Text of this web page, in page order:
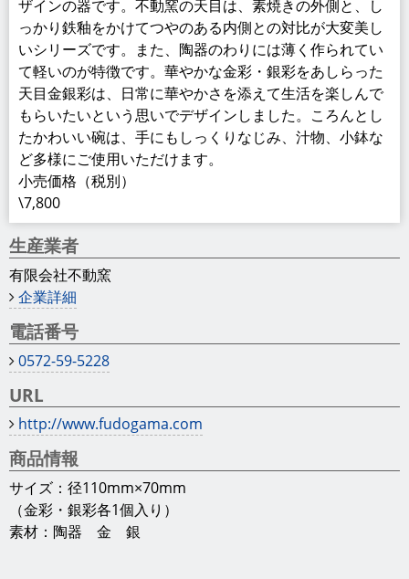
ザインの器です。不動窯の天目は、素焼きの外側と、し
っかり鉄釉をかけてつやのある内側との対比が大変美し
いシリーズです。また、陶器のわりには薄く作られてい
て軽いのが特徴です。華やかな金彩・銀彩をあしらった
天目金銀彩は、日常に華やかさを添えて生活を楽しんで
もらいたいという思いでデザインしました。ころんとし
たかわいい碗は、手にもしっくりなじみ、汁物、小鉢な
ど多様にご使用いただけます。
小売価格（税別）
\7,800
生産業者
有限会社不動窯
企業詳細
電話番号
0572-59-5228
URL
http://www.fudogama.com
商品情報
サイズ：径110mm×70mm
（金彩・銀彩各1個入り）
素材：陶器 金 銀